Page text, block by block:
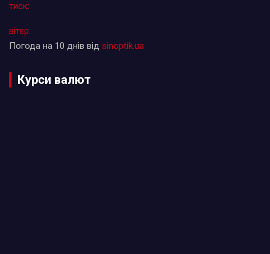
тиск:
вітер:
Погода на 10 днів від sinoptik.ua
Курси валют